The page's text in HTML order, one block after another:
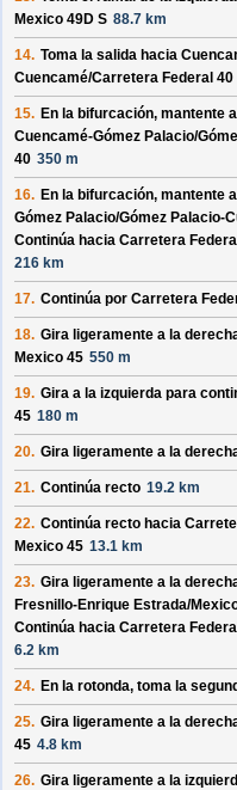
Mexico 49D S 88.7 km
14. Toma la salida hacia
Cuencamé/Carretera Federal 40
15. En la bifurcación, mantente
Cuencamé-Gómez Palacio/
40 350 m
16. En la bifurcación, mantente
Gómez Palacio/Gómez Palacio-
Continúa hacia Carretera
216 km
17. Continúa por Carretera
18. Gira ligeramente a la
Mexico 45 550 m
19. Gira a la izquierda para
45 180 m
20. Gira ligeramente a la
21. Continúa recto 19.2 km
22. Continúa recto hacia
Mexico 45 13.1 km
23. Gira ligeramente a la
Fresnillo-Enrique Estrada/
Continúa hacia Carretera
6.2 km
24. En la rotonda, toma la
25. Gira ligeramente a la
45 4.8 km
26. Gira ligeramente a la